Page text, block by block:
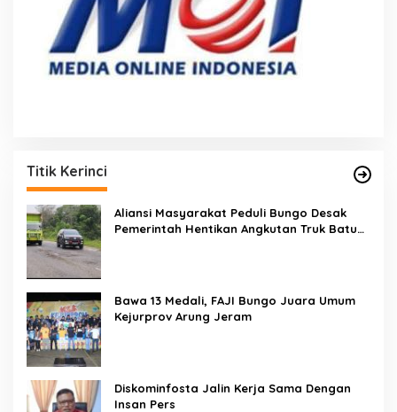
Titik Kerinci
Aliansi Masyarakat Peduli Bungo Desak
Pemerintah Hentikan Angkutan Truk Batu
Bawa 13 Medali, FAJI Bungo Juara Umum
Kejurprov Arung Jeram
Diskominfosta Jalin Kerja Sama Dengan
Insan Pers